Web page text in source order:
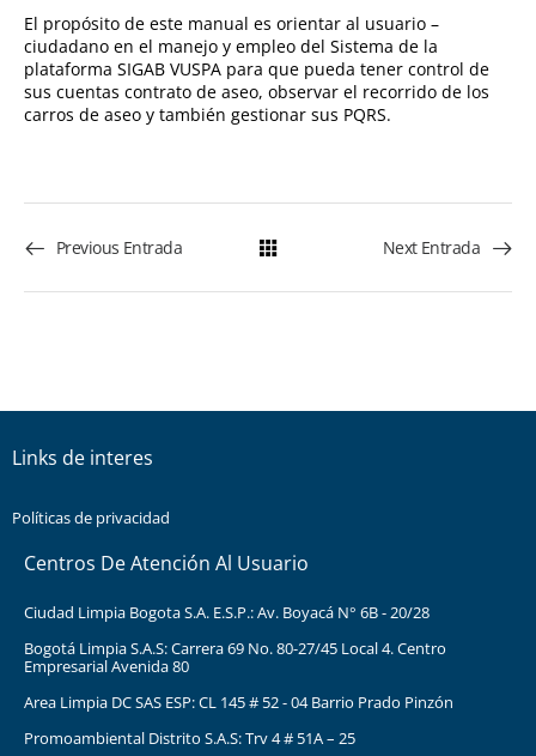
El propósito de este manual es orientar al usuario –
ciudadano en el manejo y empleo del Sistema de la
plataforma SIGAB VUSPA para que pueda tener control de
sus cuentas contrato de aseo, observar el recorrido de los
carros de aseo y también gestionar sus PQRS.
Previous Entrada Next Entrada
Links de interes
Políticas de privacidad
Centros De Atención Al Usuario
Ciudad Limpia Bogota S.A. E.S.P.: Av. Boyacá N° 6B - 20/28
Bogotá Limpia S.A.S: Carrera 69 No. 80-27/45 Local 4. Centro
Empresarial Avenida 80
Area Limpia DC SAS ESP: CL 145 # 52 - 04 Barrio Prado Pinzón
Promoambiental Distrito S.A.S: Trv 4 # 51A – 25